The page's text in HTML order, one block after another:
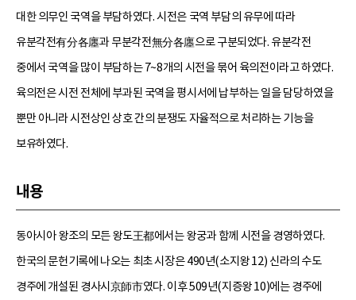
대한 의무인 국역을 부담하였다. 시전은 국역 부담의 유무에 따라
유분각전有分各廛과 무분각전無分各廛으로 구분되었다. 유분각전
중에서 국역을 많이 부담하는 7~8개의 시전을 묶어 육의전이라고 하였다.
육의전은 시전 전체에 부과된 국역을 평시서에 납부하는 일을 담당하였을
뿐만 아니라 시전상인 상호 간의 분쟁도 자율적으로 처리하는 기능을
보유하였다.
내용
동아시아 왕조의 모든 왕도王都에서는 왕궁과 함께 시전을 경영하였다.
한국의 문헌기록에 나오는 최초 시장은 490년(소지왕 12) 신라의 수도
경주에 개설된 경사시京師市였다. 이후 509년(지증왕 10)에는 경주에